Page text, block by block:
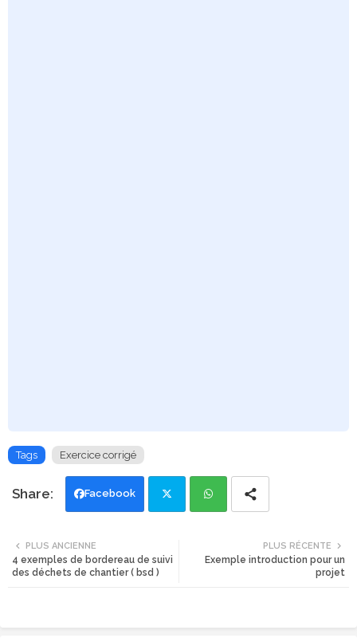
Tags Exercice corrigé
Facebook
tte ats
PLUS RÉCENTE
Exemple introduction pour un
projet
PLUS ANCIENNE
4 exemples de bordereau de suivi
des déchets de chantier ( bsd )